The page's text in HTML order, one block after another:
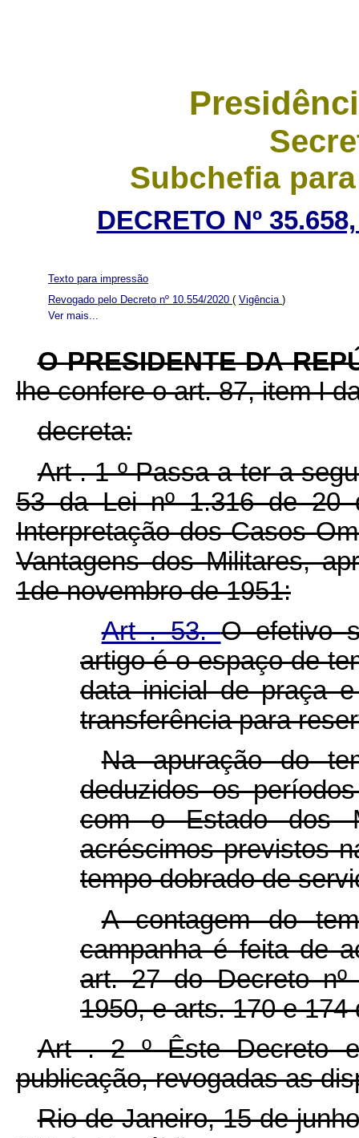
Subchefia
DECRETO Nº
Ver mais...
Texto para impressão
Revogado pelo Decreto nº 10.554/2020 ( Vigência )
O PRESIDENTE DA
lhe confere o art. 87, item I
decreta:
Art . 1 º Passa a ter a
53 da Lei nº 1.316 de 20
Interpretação dos Casos
Vantagens dos Militares,
1de novembro de 1951:
Art . 53.O efetivo
artigo é o espaço de
data inicial de praça
transferência para
Na apuração do
deduzidos os
com o Estado dos
acréscimos previstos
tempo dobrado de
A contagem do
campanha é feita de
art. 27 do Decreto
1950, e arts. 170 e 174
Art . 2 º Êste Decreto
publicação, revogadas as
Rio de Janeiro, 15 de